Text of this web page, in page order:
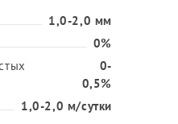
1,0-2,0 мм
0%
0-
0,5%
1,0-2,0 м/сутки